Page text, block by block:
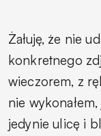
Żałuję, że nie
konkretnego
wieczorem, z
nie
jedynie ulicę i